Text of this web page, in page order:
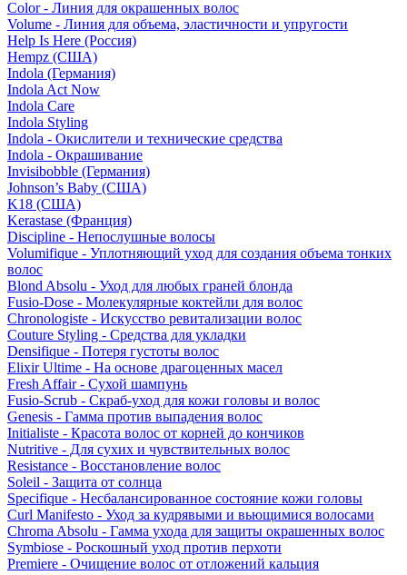
Color - Линия для окрашенных волос
Volume - Линия для объема, эластичности и упругости
Help Is Here (Россия)
Hempz (США)
Indola (Германия)
Indola Act Now
Indola Care
Indola Styling
Indola - Окислители и технические средства
Indola - Окрашивание
Invisibobble (Германия)
Johnson’s Baby (США)
K18 (США)
Kerastase (Франция)
Discipline - Непослушные волосы
Volumifique - Уплотняющий уход для создания объема тонких
волос
Blond Absolu - Уход для любых граней блонда
Fusio-Dose - Молекулярные коктейли для волос
Chronologiste - Искусство ревитализации волос
Couture Styling - Средства для укладки
Densifique - Потеря густоты волос
Elixir Ultime - На основе драгоценных масел
Fresh Affair - Сухой шампунь
Fusio-Scrub - Скраб-уход для кожи головы и волос
Genesis - Гамма против выпадения волос
Initialiste - Красота волос от корней до кончиков
Nutritive - Для сухих и чувствительных волос
Resistance - Восстановление волос
Soleil - Защита от солнца
Specifique - Несбалансированное состояние кожи головы
Curl Manifesto - Уход за кудрявыми и вьющимися волосами
Chroma Absolu - Гамма ухода для защиты окрашенных волос
Symbiose - Роскошный уход против перхоти
Premiere - Очищение волос от отложений кальция